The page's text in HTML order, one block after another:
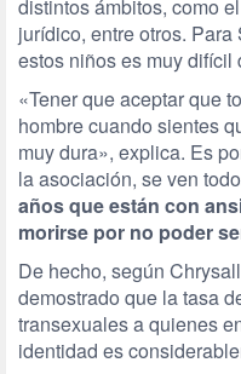
distintos ámbitos, como
jurídico, entre otros.
estos niños es muy difícil
«Tener que aceptar que
hombre cuando sientes
muy dura», explica. Es
la asociación, se ven
años que están con
morirse por no poder
De hecho, según
demostrado que la tasa
transexuales a quienes
identidad es